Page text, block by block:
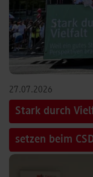
27.07.2026
Stark durch
setzen beim